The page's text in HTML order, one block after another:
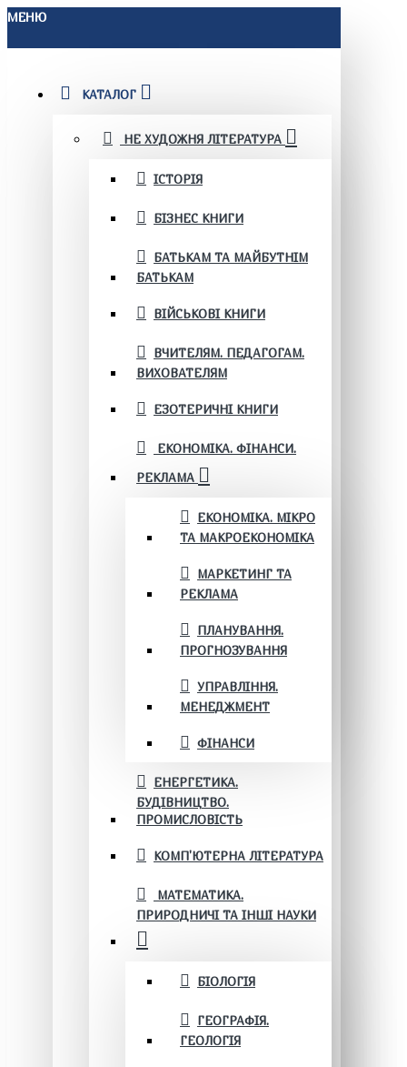
МЕНЮ
КАТАЛОГ
НЕ ХУДОЖНЯ ЛІТЕРАТУРА
ІСТОРІЯ
БІЗНЕС КНИГИ
БАТЬКАМ ТА МАЙБУТНІМ
БАТЬКАМ
ВІЙСЬКОВІ КНИГИ
ВЧИТЕЛЯМ. ПЕДАГОГАМ.
ВИХОВАТЕЛЯМ
ЕЗОТЕРИЧНІ КНИГИ
ЕКОНОМІКА. ФІНАНСИ.
РЕКЛАМА
ЕКОНОМІКА. МІКРО
ТА МАКРОЕКОНОМІКА
МАРКЕТИНГ ТА
РЕКЛАМА
ПЛАНУВАННЯ.
ПРОГНОЗУВАННЯ
УПРАВЛІННЯ.
МЕНЕДЖМЕНТ
ФІНАНСИ
ЕНЕРГЕТИКА.
БУДІВНИЦТВО.
ПРОМИСЛОВІСТЬ
КОМП'ЮТЕРНА ЛІТЕРАТУРА
МАТЕМАТИКА.
ПРИРОДНИЧІ ТА ІНШІ НАУКИ
БІОЛОГІЯ
ГЕОГРАФІЯ.
ГЕОЛОГІЯ